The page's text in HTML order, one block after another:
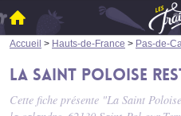
Accueil > Hauts-de-France > Pas-de-
La Saint Poloise
Cette fiche présente "La Saint